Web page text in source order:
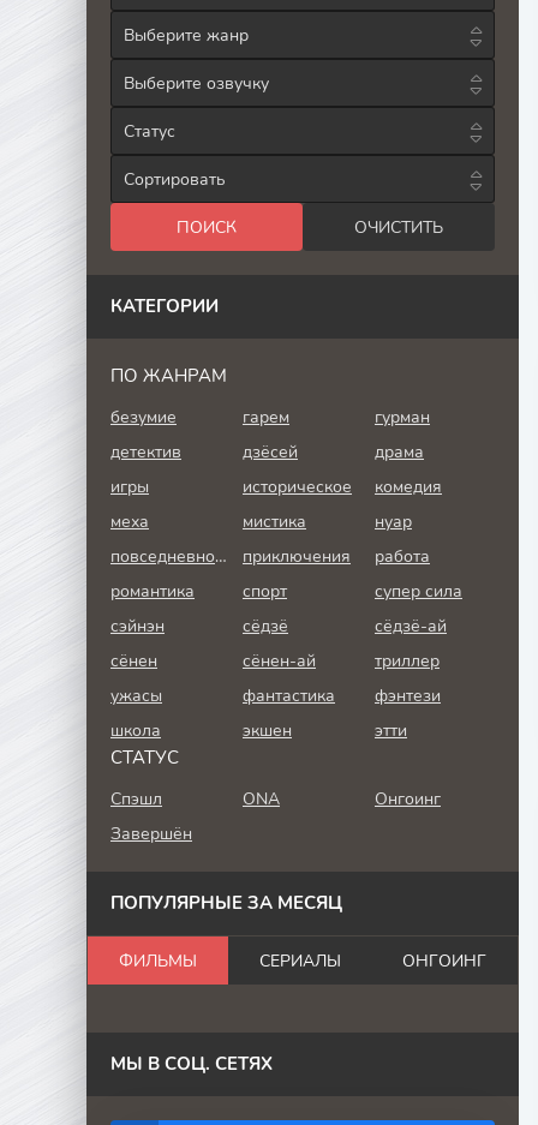
Выберите жанр
Выберите озвучку
Статус
Сортировать
КАТЕГОРИИ
ПО ЖАНРАМ
безумие гарем
гурман
детектив
дзёсей
драма
игры
историческое
комедия
меха
мистика
нуар
повседневность
приключения
работа
романтика
спорт
супер сила
сэйнэн
сёдзё
сёдзё-ай
сёнен
сёнен-ай
триллер
ужасы
фантастика
фэнтези
школа
экшен этти
СТАТУС
Спэшл ONA
Онгоинг
Завершён
ПОПУЛЯРНЫЕ ЗА МЕСЯЦ
ФИЛЬМЫ СЕРИАЛЫ ОНГОИНГ
МЫ В СОЦ. СЕТЯХ